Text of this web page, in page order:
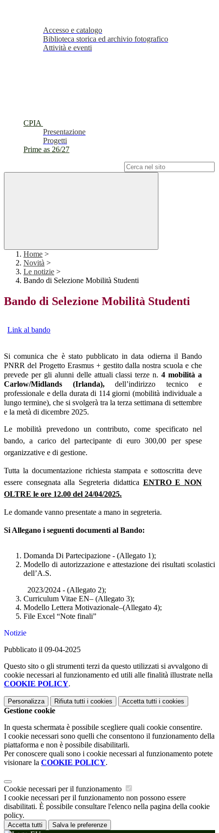
Accesso e catalogo
Biblioteca storica ed archivio fotografico
Attività e eventi
CPIA
Presentazione
Progetti
Prime as 26/27
Home >
Novità >
Le notizie >
Bando di Selezione Mobilità Studenti
Bando di Selezione Mobilità Studenti
Link al bando
Si comunica che è stato pubblicato in data odierna il Bando
PNRR del Progetto Erasmus + gestito dalla nostra scuola e che
prevede per gli alunni delle attuali classi terze n. 4 mobilità a
Carlow/Midlands (Irlanda),dell’indirizzo tecnico e
professionale e della durata di 114 giorni (mobilità individuale a
lungo termine), che si svolgerà tra la terza settimana di settembre
e la metà di dicembre 2025.
Le mobilità prevedono un contributo, come specificato nel
bando, a carico del partecipante di euro 300,00 per spese
organizzative e di gestione.
Tutta la documentazione richiesta stampata e sottoscritta deve
essere consegnata alla Segreteria didattica ENTRO E NON
OLTRE le ore 12.00 del 24/04/2025.
Le domande vanno presentate a mano in segreteria.
Si Allegano i seguenti documenti al Bando:
Domanda Di Partecipazione - (Allegato 1);
Modello di autorizzazione e attestazione dei risultati scolastici
dell’A.S.
2023/2024 - (Allegato 2);
Curriculum Vitae EN– (Allegato 3);
Modello Lettera Motivazionale–(Allegato 4);
File Excel “Note finali”
Notizie
Pubblicato il 09-04-2025
Questo sito o gli strumenti terzi da questo utilizzati si avvalgono di
cookie necessari al funzionamento ed utili alle finalità illustrate nella
COOKIE POLICY.
Personalizza Rifiuta tutti i cookies Accetta tutti i cookies
Gestione cookie
In questa schermata è possibile scegliere quali cookie consentire.
I cookie necessari sono quelli che consentono il funzionamento della
piattaforma e non è possibile disabilitarli.
Per conoscere quali sono i cookie necessari al funzionamento potete
visionare la COOKIE POLICY.
Cookie necessari per il funzionamento
I cookie necessari per il funzionamento non possono essere
disabilitati. È possibile consultare l'elenco nella pagina della cookie
policy.
Accetta tutti Salva le preferenze